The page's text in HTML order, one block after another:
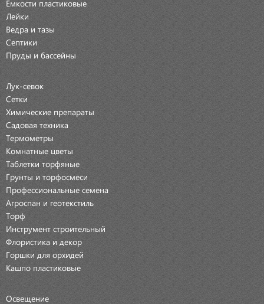
Емкости пластиковые
Лейки
Ведра и тазы
Септики
Пруды и бассейны
Лук-севок
Сетки
Химические препараты
Садовая техника
Термометры
Комнатные цветы
Таблетки торфяные
Грунты и торфосмеси
Профессиональные семена
Агроспан и геотекстиль
Торф
Инструмент строительный
Флористика и декор
Горшки для орхидей
Кашпо пластиковые
Освещение